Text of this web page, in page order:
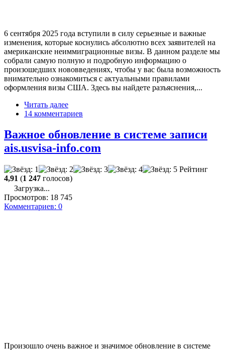
6 сентября 2025 года вступили в силу серьезные и важные
изменения, которые коснулись абсолютно всех заявителей на
американские неиммиграционные визы. В данном разделе мы
собрали самую полную и подробную информацию о
произошедших нововведениях, чтобы у вас была возможность
внимательно ознакомиться с актуальными правилами
оформления визы США. Здесь вы найдете разъяснения,...
Читать далее
14 комментариев
Важное обновление в системе записи
ais.usvisa-info.com
Рейтинг
4,91 (1 247 голосов)
Загрузка...
Просмотров: 18 745
Комментариев: 0
Произошло очень важное и значимое обновление в системе